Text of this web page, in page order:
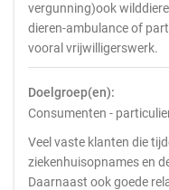
vergunning)ook
dieren-ambulance of
vooral vrijwilligerswerk.
Doelgroep(en):
Consumenten -
Veel vaste klanten die
ziekenhuisopnames en
Daarnaast ook goede